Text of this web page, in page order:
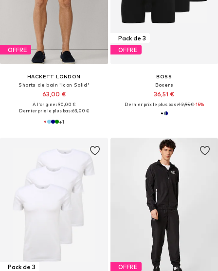
OFFRE
HACKETT LONDON
Shorts de bain 'Icon Solid'
63,00 €
À l'origine : 90,00 €
Dernier prix le plus bas :63,00 €
+1
Pack de 3
OFFRE
BOSS
Boxers
36,51 €
Dernier prix le plus bas :42,95 €-15%
Pack de 3 OFFRE